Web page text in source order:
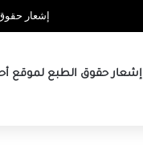
إشعار
إشعار حقوق الطبع لموقع